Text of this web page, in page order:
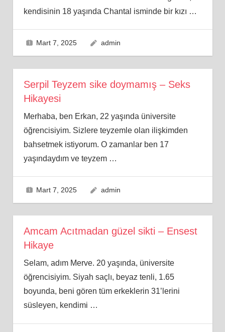
kendisinin 18 yaşında Chantal isminde bir kızı …
Mart 7, 2025 admin
Serpil Teyzem sike doymamış – Seks
Hikayesi
Merhaba, ben Erkan, 22 yaşında üniversite
öğrencisiyim. Sizlere teyzemle olan ilişkimden
bahsetmek istiyorum. O zamanlar ben 17
yaşındaydım ve teyzem …
Mart 7, 2025 admin
Amcam Acıtmadan güzel sikti – Ensest
Hikaye
Selam, adım Merve. 20 yaşında, üniversite
öğrencisiyim. Siyah saçlı, beyaz tenli, 1.65
boyunda, beni gören tüm erkeklerin 31’lerini
süsleyen, kendimi …